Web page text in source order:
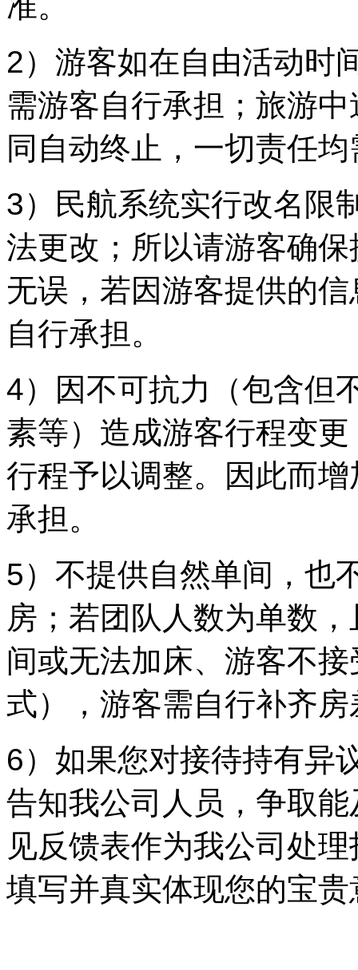
2）游客如在自由活动时
需游客自行承担；旅游
同自动终止，一切责任
3）民航系统实行改名限
法更改；所以请游客确
无误，若因游客提供的
自行承担。
4）因不可抗力（包含但
素等）造成游客行程变
行程予以调整。因此而
承担。
5）不提供自然单间，也
房；若团队人数为单数
间或无法加床、游客不
式），游客需自行补齐房
6）如果您对接待持有异
告知我公司人员，争取
见反馈表作为我公司处
填写并真实体现您的宝贵